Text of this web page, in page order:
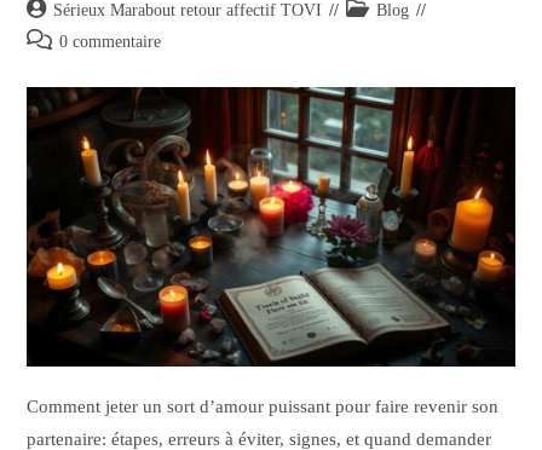
Sérieux Marabout retour affectif TOVI
Blog
0 commentaire
Comment jeter un sort d’amour puissant pour faire revenir son
partenaire: étapes, erreurs à éviter, signes, et quand demander